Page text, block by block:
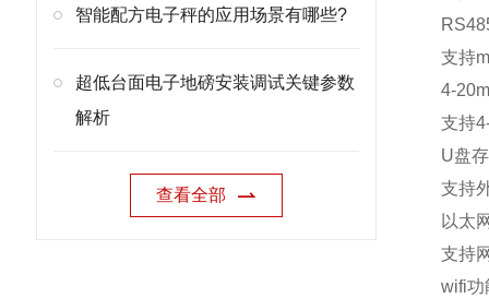
智能配方电子秤的应用场景有哪些?
超低台面电子地磅安装调试关键参数
解析
查看全部
支持
4-
支持
U盘
支持
以太
支持
wifi功